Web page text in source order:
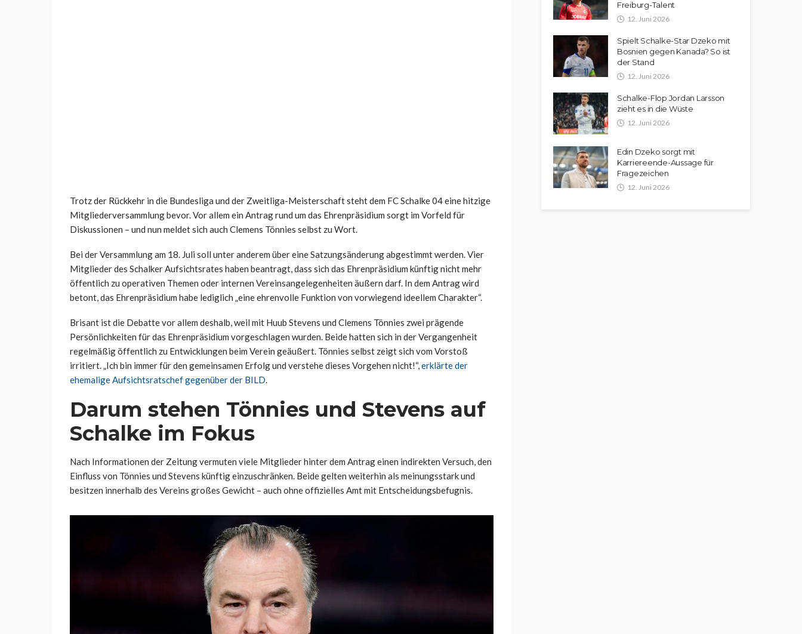
Trotz der Rückkehr in die Bundesliga und der Zweitliga-Meisterschaft steht dem FC Schalke 04 eine hitzige
Mitgliederversammlung bevor. Vor allem ein Antrag rund um das Ehrenpräsidium sorgt im Vorfeld für
Diskussionen – und nun meldet sich auch Clemens Tönnies selbst zu Wort.
Bei der Versammlung am 18. Juli soll unter anderem über eine Satzungsänderung abgestimmt werden. Vier
Mitglieder des Schalker Aufsichtsrates haben beantragt, dass sich das Ehrenpräsidium künftig nicht mehr
öffentlich zu operativen Themen oder internen Vereinsangelegenheiten äußern darf. In dem Antrag wird
betont, das Ehrenpräsidium habe lediglich „eine ehrenvolle Funktion von vorwiegend ideellem Charakter“.
Brisant ist die Debatte vor allem deshalb, weil mit Huub Stevens und Clemens Tönnies zwei prägende
Persönlichkeiten für das Ehrenpräsidium vorgeschlagen wurden. Beide hatten sich in der Vergangenheit
regelmäßig öffentlich zu Entwicklungen beim Verein geäußert. Tönnies selbst zeigt sich vom Vorstoß
irritiert. „Ich bin immer für den gemeinsamen Erfolg und verstehe dieses Vorgehen nicht!“,erklärte der
ehemalige Aufsichtsratschef gegenüber der BILD.
Darum stehen Tönnies und Stevens auf
Schalke im Fokus
Nach Informationen der Zeitung vermuten viele Mitglieder hinter dem Antrag einen indirekten Versuch, den
Einfluss von Tönnies und Stevens künftig einzuschränken. Beide gelten weiterhin als meinungsstark und
besitzen innerhalb des Vereins großes Gewicht – auch ohne offizielles Amt mit Entscheidungsbefugnis.
Freiburg-Talent
12. Juni 2026
Spielt Schalke-Star Dzeko mit
Bosnien gegen Kanada? So ist
der Stand
12. Juni 2026
Schalke-Flop Jordan Larsson
zieht es in die Wüste
12. Juni 2026
Edin Dzeko sorgt mit
Karriereende-Aussage für
Fragezeichen
12. Juni 2026